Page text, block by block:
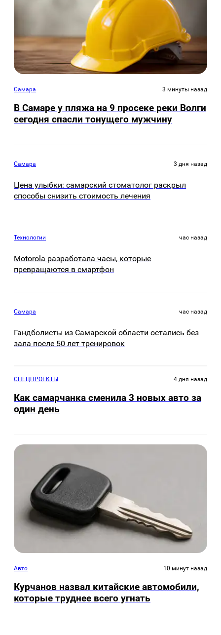
Самара 3 минуты назад
В Самаре у пляжа на 9 просеке реки Волги
сегодня спасли тонущего мужчину
Самара 3 дня назад
Цена улыбки: самарский стоматолог раскрыл
способы снизить стоимость лечения
Технологии час назад
Motorola разработала часы, которые
превращаются в смартфон
Самара час назад
Гандболисты из Самарской области остались без
зала после 50 лет тренировок
СПЕЦПРОЕКТЫ 4 дня назад
Как самарчанка сменила 3 новых авто за
один день
Авто 10 минут назад
Курчанов назвал китайские автомобили,
которые труднее всего угнать